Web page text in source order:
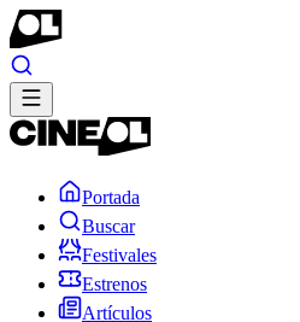
Portada
Buscar
Festivales
Estrenos
Artículos